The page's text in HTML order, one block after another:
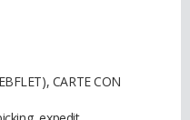
CARTE CON